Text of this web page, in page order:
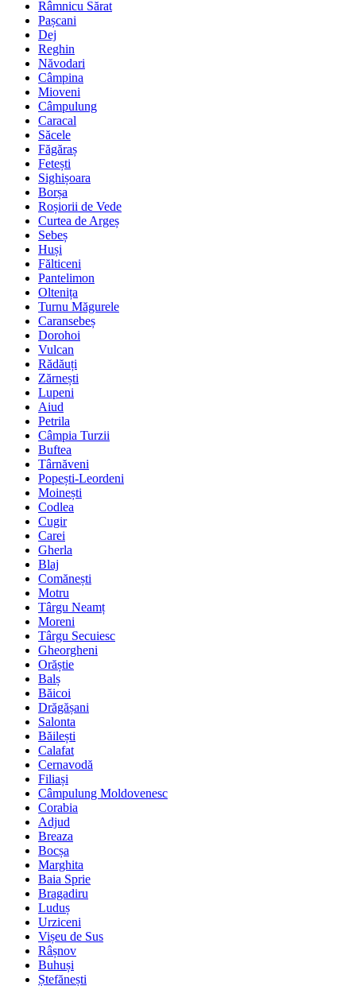
Râmnicu Sărat
Pașcani
Dej
Reghin
Năvodari
Câmpina
Mioveni
Câmpulung
Caracal
Săcele
Făgăraș
Fetești
Sighișoara
Borșa
Roșiorii de Vede
Curtea de Argeș
Sebeș
Huși
Fălticeni
Pantelimon
Oltenița
Turnu Măgurele
Caransebeș
Dorohoi
Vulcan
Rădăuți
Zărnești
Lupeni
Aiud
Petrila
Câmpia Turzii
Buftea
Târnăveni
Popești-Leordeni
Moinești
Codlea
Cugir
Carei
Gherla
Blaj
Comănești
Motru
Târgu Neamț
Moreni
Târgu Secuiesc
Gheorgheni
Orăștie
Balș
Băicoi
Drăgășani
Salonta
Băilești
Calafat
Cernavodă
Filiași
Câmpulung Moldovenesc
Corabia
Adjud
Breaza
Bocșa
Marghita
Baia Sprie
Bragadiru
Luduș
Urziceni
Vișeu de Sus
Râșnov
Buhuși
Ștefănești